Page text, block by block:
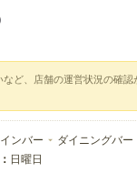
ど、店舗の運営状況の確
ンバー ダイニングバー
日曜日